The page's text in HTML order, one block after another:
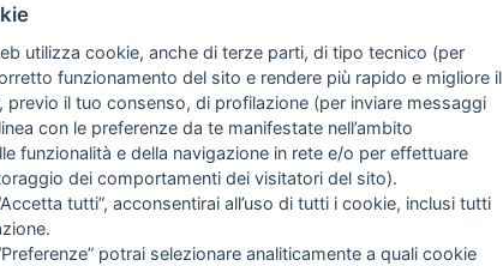
GIORNALISMO E
INTELLIGENZA
ARTIFICIALE
utilizza cookie, anche di terze parti, di tipo tecnico (per
funzionamento del sito e rendere più rapido e migliore il
previo il tuo consenso, di profilazione (per inviare messaggi
con le preferenze da te manifestate nell’ambito
funzionalità e della navigazione in rete e/o per effettuare
dei comportamenti dei visitatori del sito).
tutti”, acconsentirai all’uso di tutti i cookie, inclusi tutti
potrai selezionare analiticamente a quali cookie